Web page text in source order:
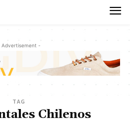
Advertisement -
TAG
Chilenos